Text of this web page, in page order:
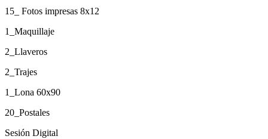
15 _ Fotos impresas 8x12
1
_Maquillaje
2 _Llaveros
2 _Trajes
1
_Lona 60x90
20 _Postales
Sesión Digital